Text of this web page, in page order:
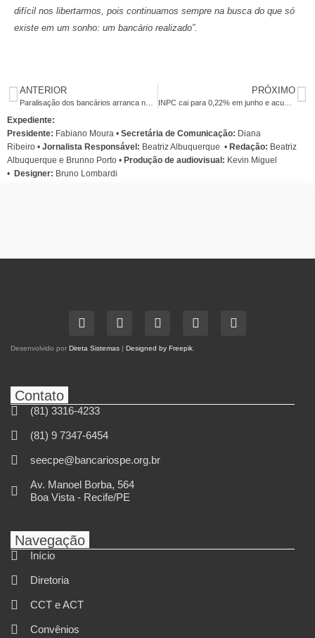
difícil nos libertarmos, pois continuamos sempre na busca do que só
existe em um sonho: um bancário realizado”.
ANTERIOR PRÓXIMO
INPC cai para 0,22% em junho e acumula 6,80% nos últimos 12 meses
Expediente:
Presidente: Fabiano Moura • Secretária de Comunicação: Diana
Ribeiro • Jornalista Responsável: Beatriz Albuquerque • Redação: Beatriz
Albuquerque e Brunno Porto • Produção de audiovisual: Kevin Miguel
• Designer: Bruno Lombardi
Desenvolvido por Direta Sistemas Designed by Freepik.
Contato
(81) 3316-4233
(81) 9 7347-6454
seecpe@bancariospe.org.br
Av. Manoel Borba, 564
Boa Vista - Recife/PE
Navegação
Início
Diretoria
CCT e ACT
Convênios